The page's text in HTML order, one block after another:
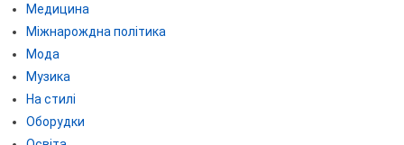
Медицина
Міжнарождна політика
Мода
Музика
На стилі
Оборудки